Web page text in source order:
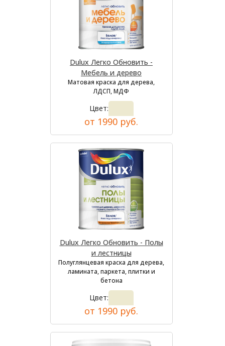
Dulux Легко Обновить -
Мебель и дерево
Матовая краска для дерева,
ЛДСП, МДФ
Цвет:
от 1990 руб.
Dulux Легко Обновить - Полы
и лестницы
Полуглянцевая краска для дерева,
ламината, паркета, плитки и
бетона
Цвет:
от 1990 руб.